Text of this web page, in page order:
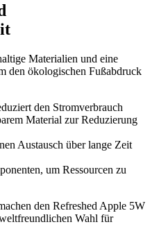
Materialien und eine
den ökologischen Fußabdruck
den Stromverbrauch
Material zur Reduzierung
Austausch über lange Zeit
um Ressourcen zu
den Refreshed Apple 5W
Wahl für